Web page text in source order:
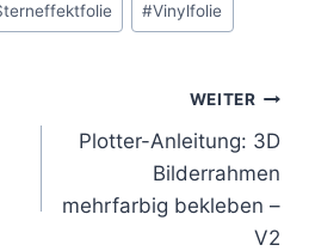
#Vinylfolie
WEITER
Plotter-Anleitung: 3D
Bilderrahmen
mehrfarbig bekleben –
V2